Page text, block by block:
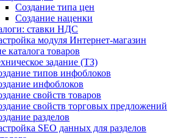
Создание типа цен
Создание наценки
ставки НДС
модуля Интернет-магазин
каталога товаров
задание (ТЗ)
типов инфоблоков
инфоблоков
свойств товаров
свойств торговых предложений
разделов
SEO данных для разделов